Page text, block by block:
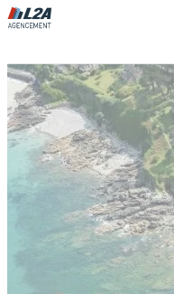
Cookies management panel